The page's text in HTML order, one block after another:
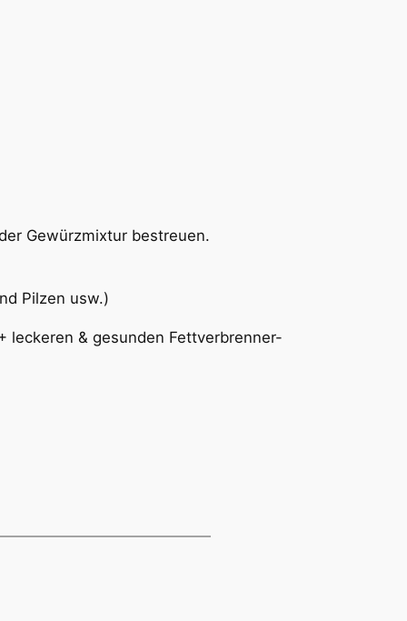
Gewürzmixtur bestreuen.
Pilzen usw.)
leckeren & gesunden Fettverbrenner-